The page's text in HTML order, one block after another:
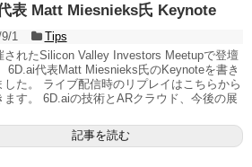
表 Matt Miesnieks氏 Keynote
1
Tips
されたSilicon Valley Investors Meetupで登壇
6D.ai代表Matt Miesnieks氏のKeynoteを書き
した。 ライブ配信時のリプレイはこちらから
ます。 6D.aiの技術とARクラウド、今後の展
記事を読む